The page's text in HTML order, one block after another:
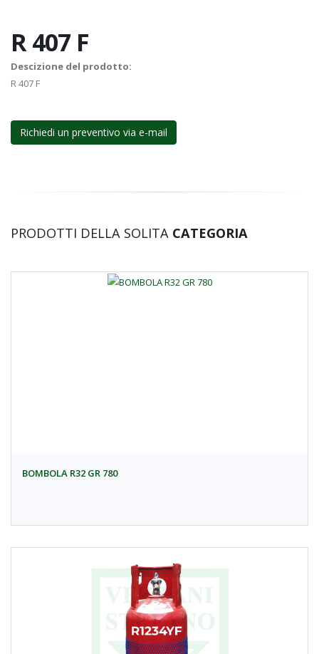
R 407 F
Descizione del prodotto:
R 407 F
Richiedi un preventivo via e-mail
PRODOTTI DELLA SOLITA CATEGORIA
BOMBOLA R32 GR 780